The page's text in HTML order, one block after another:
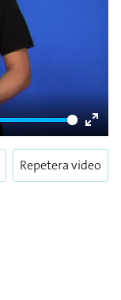
Enter
Repetera video